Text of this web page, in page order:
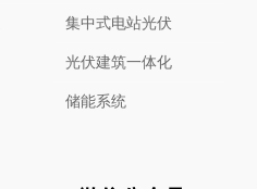
集中式电站光伏
光伏建筑一体化
储能系统